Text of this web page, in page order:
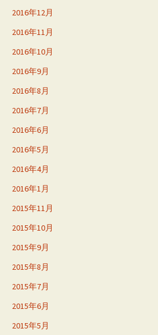
2016年12月
2016年11月
2016年10月
2016年9月
2016年8月
2016年7月
2016年6月
2016年5月
2016年4月
2016年1月
2015年11月
2015年10月
2015年9月
2015年8月
2015年7月
2015年6月
2015年5月